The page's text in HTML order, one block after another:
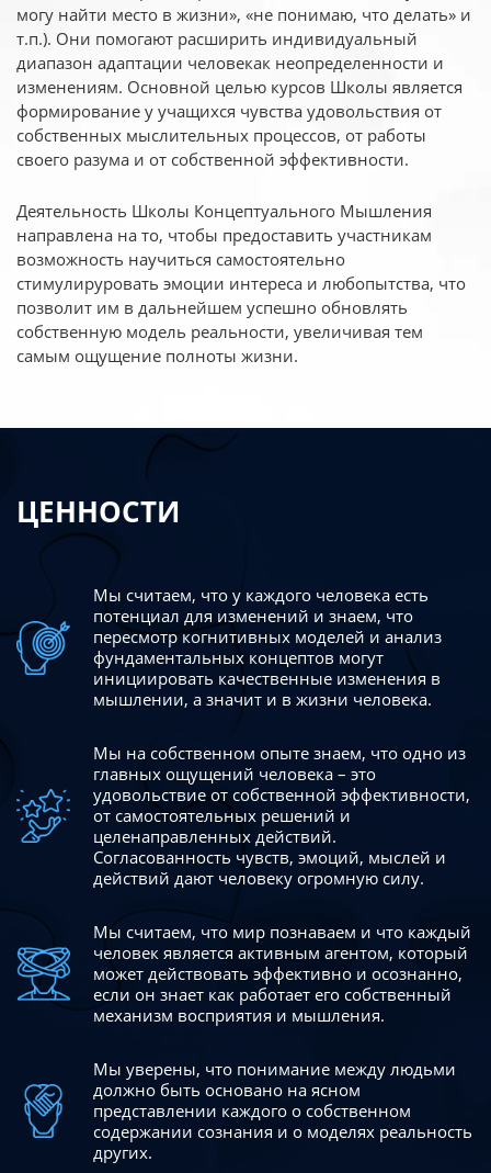
могу найти место в жизни», «не понимаю, что делать» и
т.п.). Они помогают расширить индивидуальный
диапазон адаптации человекак неопределенности и
изменениям. Основной целью курсов Школы является
формирование у учащихся чувства удовольствия от
собственных мыслительных процессов, от работы
своего разума и от собственной эффективности.
Деятельность Школы Концептуального Мышления
направлена на то, чтобы предоставить участникам
возможность научиться самостоятельно
стимулируровать эмоции интереса и любопытства, что
позволит им в дальнейшем успешно обновлять
собственную модель реальности, увеличивая тем
самым ощущение полноты жизни.
ЦЕННОСТИ
Мы считаем, что у каждого человека есть
потенциал для изменений и знаем, что
пересмотр когнитивных моделей и анализ
фундаментальных концептов могут
инициировать качественные изменения в
мышлении, а значит и в жизни человека.
Мы на собственном опыте знаем, что одно из
главных ощущений человека – это
удовольствие от собственной эффективности,
от самостоятельных решений и
целенаправленных действий.
Согласованность чувств, эмоций, мыслей и
действий дают человеку огромную силу.
Мы считаем, что мир познаваем и что каждый
человек является активным агентом, который
может действовать эффективно и осознанно,
если он знает как работает его собственный
механизм восприятия и мышления.
Мы уверены, что понимание между людьми
должно быть основано на ясном
представлении каждого о собственном
содержании сознания и о моделях реальность
других.